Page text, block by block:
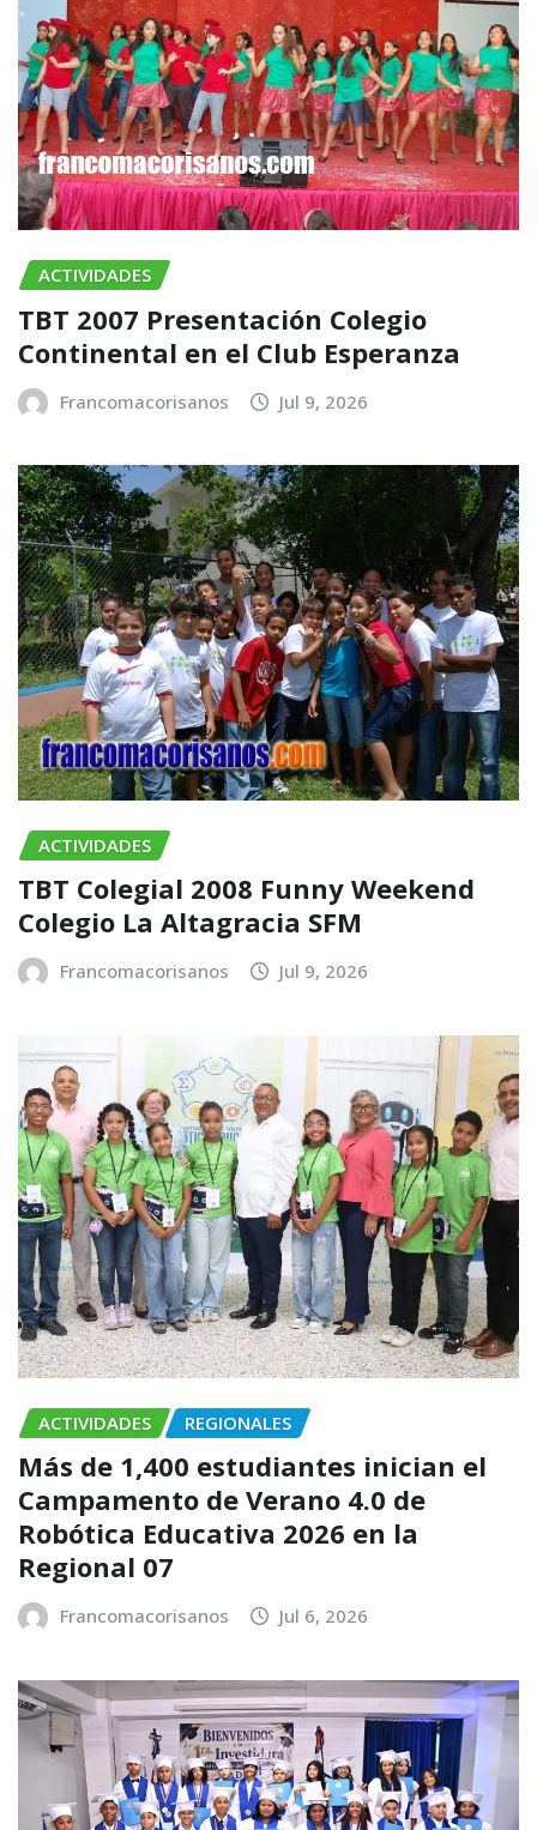
ACTIVIDADES
TBT 2007 Presentación Colegio
Continental en el Club Esperanza
Francomacorisanos Jul 9, 2026
ACTIVIDADES
TBT Colegial 2008 Funny Weekend
Colegio La Altagracia SFM
Francomacorisanos Jul 9, 2026
ACTIVIDADES REGIONALES
Más de 1,400 estudiantes inician el
Campamento de Verano 4.0 de
Robótica Educativa 2026 en la
Regional 07
Francomacorisanos Jul 6, 2026